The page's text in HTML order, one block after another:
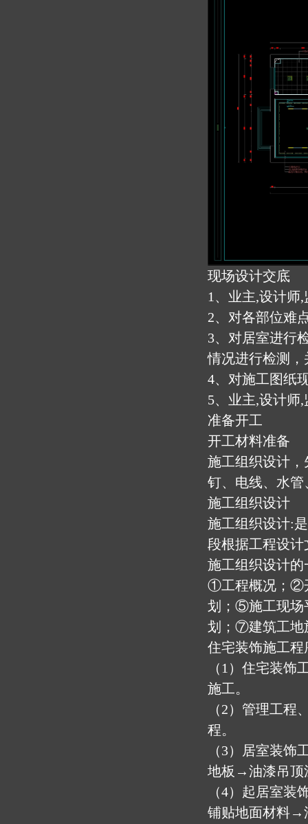
现场设计交底
1、业主,设计师
2、对各部位难
3、对居室进行
情况进行检测，
4、对施工图纸
5、业主,设计师
准备开工
开工材料准备
施工组织设计
钉、电线、水
施工组织设计
施工组织设计:
段根据工程设
施工组织设计
①工程概况；②
划；⑤施工现场
划；⑦建筑工地
住宅装饰施工程
（1）住宅装
施工。
（2）管理工
程。
（3）居室装
地板→油漆吊
（4）起居室
铺贴地面材料